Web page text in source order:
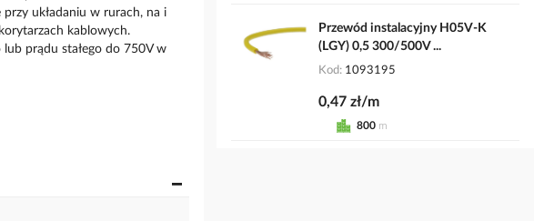
układaniu w rurach, na i
kablowych.
prądu stałego do 750V w
Przewód instalacyjny H05V-K
(LGY) 0,5 300/500V ...
Kod 1093195
0,47 zł/m
800 m